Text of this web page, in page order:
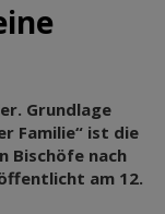
Grundlage
Familie“ ist die
Bischöfe nach
am 12.